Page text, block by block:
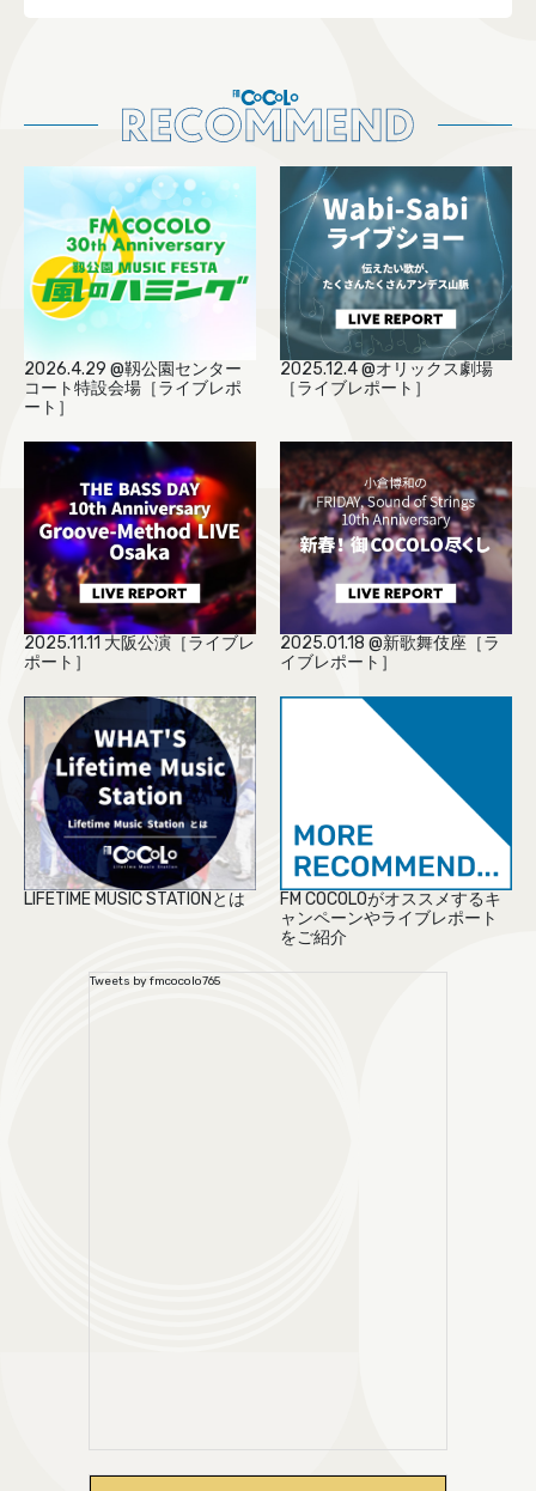
2026.4.29 @靱公園センター
コート特設会場［ライブレポ
ート］
2025.12.4 @オリックス劇場
［ライブレポート］
2025.11.11 大阪公演［ライブレ
ポート］
2025.01.18 @新歌舞伎座［ラ
イブレポート］
LIFETIME MUSIC STATIONとは
FM COCOLOがオススメするキ
ャンペーンやライブレポート
をご紹介
Tweets by fmcocolo765